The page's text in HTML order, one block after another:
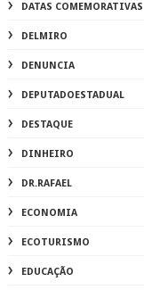
DATAS COMEMORATIVAS
DELMIRO
DENUNCIA
DEPUTADOESTADUAL
DESTAQUE
DINHEIRO
DR.RAFAEL
ECONOMIA
ECOTURISMO
EDUCAÇÃO